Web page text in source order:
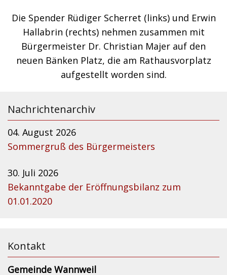
Die Spender Rüdiger Scherret (links) und Erwin
Hallabrin (rechts) nehmen zusammen mit
Bürgermeister Dr. Christian Majer auf den
neuen Bänken Platz, die am Rathausvorplatz
aufgestellt worden sind.
Nachrichtenarchiv
04. August 2026
Sommergruß des Bürgermeisters
30. Juli 2026
Bekanntgabe der Eröffnungsbilanz zum
01.01.2020
Kontakt
Gemeinde Wannweil